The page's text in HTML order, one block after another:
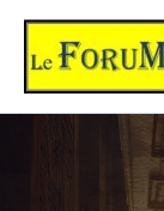
Aller
contenu